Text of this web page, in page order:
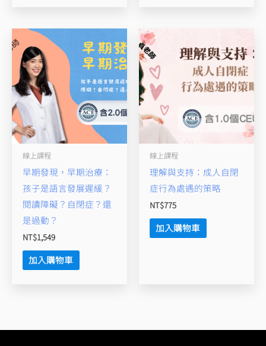
線上課程
早期發現，早期治療：
孩子是語言發展遲緩？
閱讀障礙？自閉症？還
是過動？
NT$1,549
加入購物車
線上課程
理解與支持：成人自閉
症行為處遇的策略
NT$775
加入購物車